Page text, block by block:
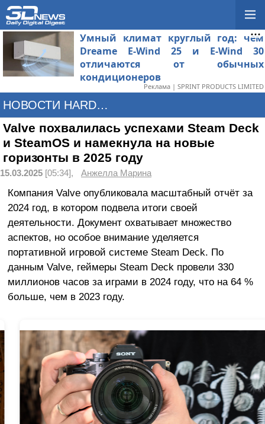
Умный климат круглый год: чем
Dreame E-Wind 25 и E-Wind 30
отличаются от обычных
кондиционеров
Реклама | SPRINT PRODUCTS LIMITED
НОВОСТИ HARDWARE
Valve похвалилась успехами Steam Deck
и SteamOS и намекнула на новые
горизонты в 2025 году
15.03.2025 [05:34], Анжелла Марина
Компания Valve опубликовала масштабный отчёт за
2024 год, в котором подвела итоги своей
деятельности. Документ охватывает множество
аспектов, но особое внимание уделяется
портативной игровой системе Steam Deck. По
данным Valve, геймеры Steam Deck провели 330
миллионов часов за играми в 2024 году, что на 64 %
больше, чем в 2023 году.